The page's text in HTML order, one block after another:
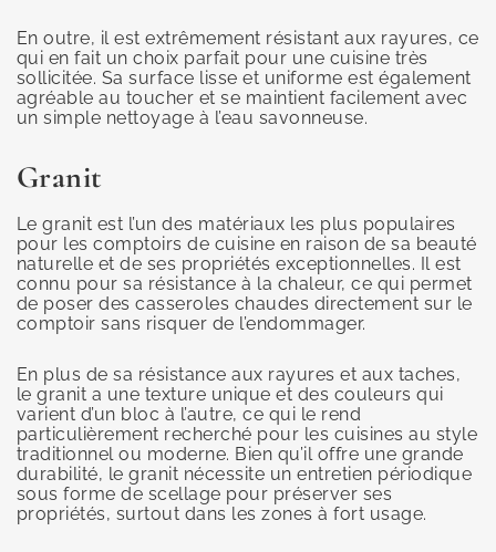
En outre, il est extrêmement résistant aux rayures, ce
qui en fait un choix parfait pour une cuisine très
sollicitée. Sa surface lisse et uniforme est également
agréable au toucher et se maintient facilement avec
un simple nettoyage à l’eau savonneuse.
Granit
Le granit est l’un des matériaux les plus populaires
pour les comptoirs de cuisine en raison de sa beauté
naturelle et de ses propriétés exceptionnelles. Il est
connu pour sa résistance à la chaleur, ce qui permet
de poser des casseroles chaudes directement sur le
comptoir sans risquer de l’endommager.
En plus de sa résistance aux rayures et aux taches,
le granit a une texture unique et des couleurs qui
varient d’un bloc à l’autre, ce qui le rend
particulièrement recherché pour les cuisines au style
traditionnel ou moderne. Bien qu’il offre une grande
durabilité, le granit nécessite un entretien périodique
sous forme de scellage pour préserver ses
propriétés, surtout dans les zones à fort usage.